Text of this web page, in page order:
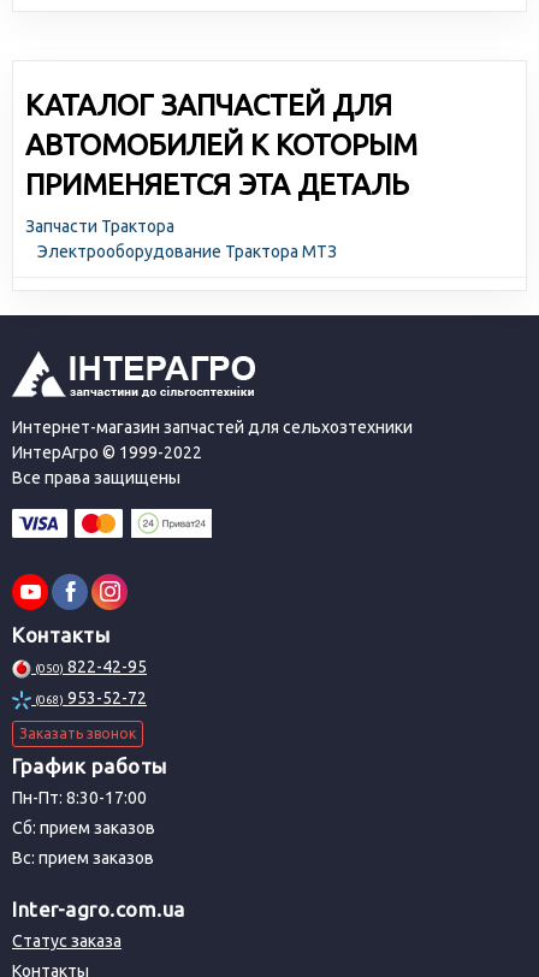
КАТАЛОГ ЗАПЧАСТЕЙ ДЛЯ
АВТОМОБИЛЕЙ К КОТОРЫМ
ПРИМЕНЯЕТСЯ ЭТА ДЕТАЛЬ
Запчасти Трактора
Электрооборудование Трактора МТЗ
Интернет-магазин запчастей для сельхозтехники
ИнтерАгро © 1999-2022
Все права защищены
Контакты
(050) 822-42-95
(068) 953-52-72
Заказать звонок
График работы
Пн-Пт: 8:30-17:00
Сб: прием заказов
Вс: прием заказов
Inter-agro.com.ua
Статус заказа
Контакты